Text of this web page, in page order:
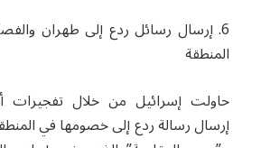
6. إرسال رسائل ردع إلى طهران
المنطقة
حاولت إسرائيل من خلال تفجيرات
إرسال رسالة ردع إلى خصومها في